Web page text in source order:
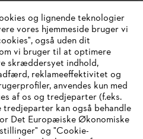
og lignende teknologier
vores hjemmeside bruger vi
også uden dit
vi bruger til at optimere
skræddersyet indhold,
reklameeffektivitet og
anvendes kun med
af os og tredjeparter (f.eks.
tredjeparter kan også behandle
Det Europæiske Økonomiske
og "Cookie-